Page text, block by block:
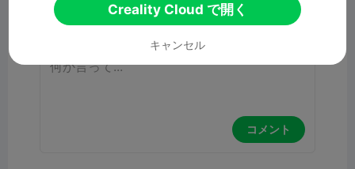
コメント
コメント
Creality Cloud で開く
キャンセル